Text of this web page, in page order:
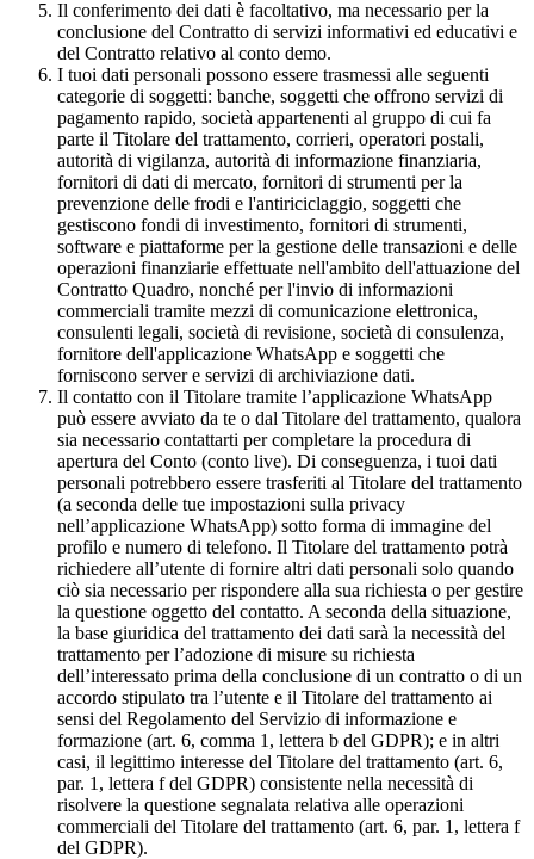
Il conferimento dei dati è facoltativo, ma necessario per la
conclusione del Contratto di servizi informativi ed educativi e
del Contratto relativo al conto demo.
I tuoi dati personali possono essere trasmessi alle seguenti
categorie di soggetti: banche, soggetti che offrono servizi di
pagamento rapido, società appartenenti al gruppo di cui fa
parte il Titolare del trattamento, corrieri, operatori postali,
autorità di vigilanza, autorità di informazione finanziaria,
fornitori di dati di mercato, fornitori di strumenti per la
prevenzione delle frodi e l'antiriciclaggio, soggetti che
gestiscono fondi di investimento, fornitori di strumenti,
software e piattaforme per la gestione delle transazioni e delle
operazioni finanziarie effettuate nell'ambito dell'attuazione del
Contratto Quadro, nonché per l'invio di informazioni
commerciali tramite mezzi di comunicazione elettronica,
consulenti legali, società di revisione, società di consulenza,
fornitore dell'applicazione WhatsApp e soggetti che
forniscono server e servizi di archiviazione dati.
Il contatto con il Titolare tramite l’applicazione WhatsApp
può essere avviato da te o dal Titolare del trattamento, qualora
sia necessario contattarti per completare la procedura di
apertura del Conto (conto live). Di conseguenza, i tuoi dati
personali potrebbero essere trasferiti al Titolare del trattamento
(a seconda delle tue impostazioni sulla privacy
nell’applicazione WhatsApp) sotto forma di immagine del
profilo e numero di telefono. Il Titolare del trattamento potrà
richiedere all’utente di fornire altri dati personali solo quando
ciò sia necessario per rispondere alla sua richiesta o per gestire
la questione oggetto del contatto. A seconda della situazione,
la base giuridica del trattamento dei dati sarà la necessità del
trattamento per l’adozione di misure su richiesta
dell’interessato prima della conclusione di un contratto o di un
accordo stipulato tra l’utente e il Titolare del trattamento ai
sensi del Regolamento del Servizio di informazione e
formazione (art. 6, comma 1, lettera b del GDPR); e in altri
casi, il legittimo interesse del Titolare del trattamento (art. 6,
par. 1, lettera f del GDPR) consistente nella necessità di
risolvere la questione segnalata relativa alle operazioni
commerciali del Titolare del trattamento (art. 6, par. 1, lettera f
del GDPR).